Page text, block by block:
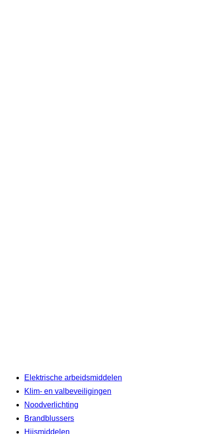
Elektrische arbeidsmiddelen
Klim- en valbeveiligingen
Noodverlichting
Brandblussers
Hijsmiddelen